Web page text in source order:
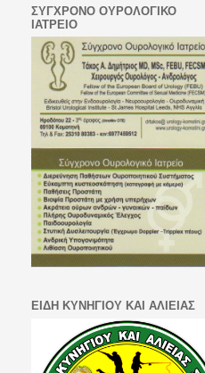
ΣΥΓΧΡΟΝΟ ΟΥΡΟΛΟΓΙΚΟ
ΙΑΤΡΕΙΟ
ΕΙΔΗ ΚΥΝΗΓΙΟΥ ΚΑΙ ΑΛΙΕΙΑΣ